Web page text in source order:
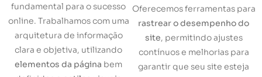
fundamental para o sucesso
online. Trabalhamos com uma
arquitetura de informação
clara e objetiva, utilizando
elementos da página bem
Oferecemos ferramentas para
rastrear o desempenho do
site, permitindo ajustes
contínuos e melhorias para
garantir que seu site esteja